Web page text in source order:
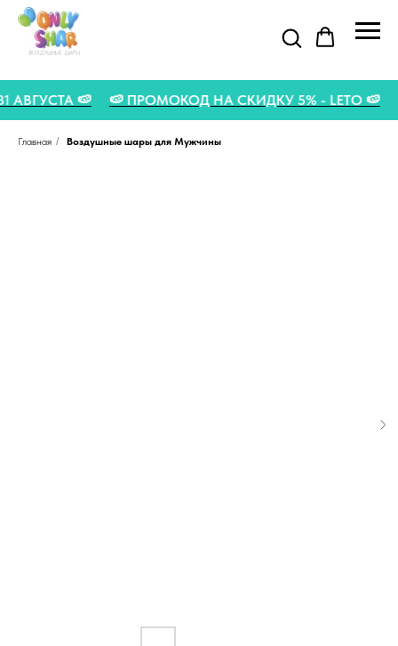
АВГУСТА 🍉 🍉 ПРОМОКОД НА СКИДКУ 5% - LETO 🍉
Главная / Воздушные шары для Мужчины